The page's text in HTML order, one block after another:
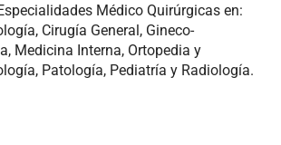
Médico Quirúrgicas en:
Cirugía General, Gineco-
Medicina Interna, Ortopedia y
Patología, Pediatría y Radiología.